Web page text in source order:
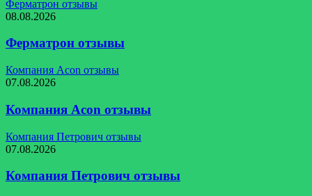
Ферматрон отзывы
08.08.2026
Ферматрон отзывы
Компания Acon отзывы
07.08.2026
Компания Acon отзывы
Компания Петрович отзывы
07.08.2026
Компания Петрович отзывы